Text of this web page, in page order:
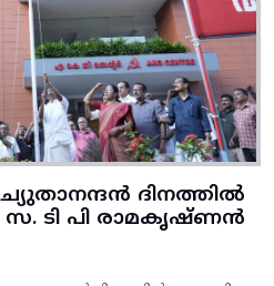
ദിനത്തിൽ
ടി പി രാമകൃഷ്‌ണൻ